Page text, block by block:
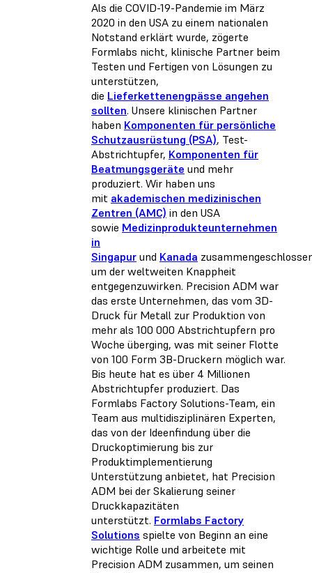
Als die COVID-19-Pandemie im März
2020 in den USA zu einem nationalen
Notstand erklärt wurde, zögerte
Formlabs nicht, klinische Partner beim
Testen und Fertigen von Lösungen zu
unterstützen,
die Lieferkettenengpässe angehen
sollten. Unsere klinischen Partner
haben Komponenten für persönliche
Schutzausrüstung (PSA), Test-
Abstrichtupfer, Komponenten für
Beatmungsgeräte und mehr
produziert. Wir haben uns
mit akademischen medizinischen
Zentren (AMC) in den USA
sowie Medizinprodukteunternehmen
in
Singapur und Kanada
um der weltweiten Knappheit
entgegenzuwirken. Precision ADM war
das erste Unternehmen, das vom 3D-
Druck für Metall zur Produktion von
mehr als 100 000 Abstrichtupfern pro
Woche überging, was mit seiner Flotte
von 100 Form 3B-Druckern möglich war.
Bis heute hat es über 4 Millionen
Abstrichtupfer produziert. Das
Formlabs Factory Solutions-Team, ein
Team aus multidisziplinären Experten,
das von der Ideenfindung über die
Druckoptimierung bis zur
Produktimplementierung
Unterstützung anbietet, hat Precision
ADM bei der Skalierung seiner
Druckkapazitäten
unterstützt. Formlabs Factory
Solutions spielte von Beginn an eine
wichtige Rolle und arbeitete mit
Precision ADM zusammen, um seinen